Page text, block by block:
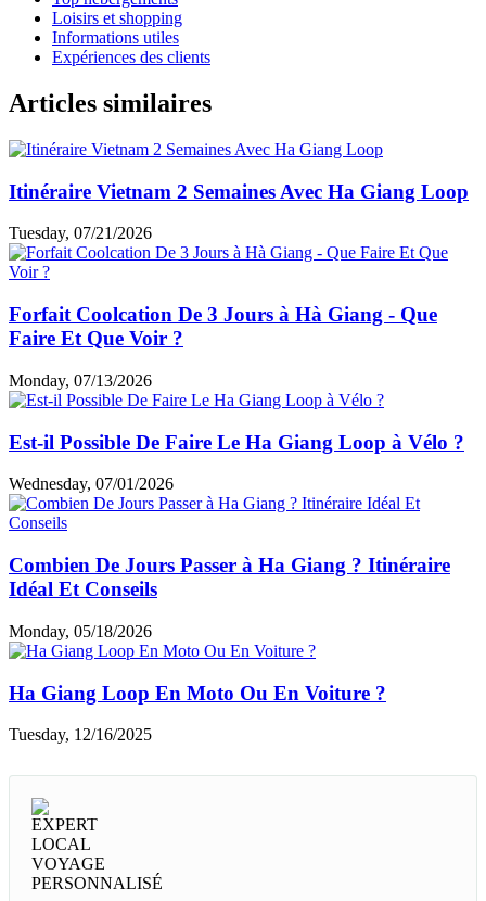
Loisirs et shopping
Informations utiles
Expériences des clients
Articles similaires
Itinéraire Vietnam 2 Semaines Avec Ha Giang Loop
Tuesday, 07/21/2026
Forfait Coolcation De 3 Jours à Hà Giang - Que
Faire Et Que Voir ?
Monday, 07/13/2026
Est-il Possible De Faire Le Ha Giang Loop à Vélo ?
Wednesday, 07/01/2026
Combien De Jours Passer à Ha Giang ? Itinéraire
Idéal Et Conseils
Monday, 05/18/2026
Ha Giang Loop En Moto Ou En Voiture ?
Tuesday, 12/16/2025